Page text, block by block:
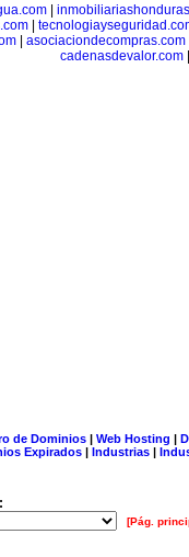
|
| asociaciondecompras.com
cadenasdevalor.com|
de Dominios| Web Hosting |
Expirados | Industrias |
[Pág.